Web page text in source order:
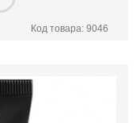
Код товара: 9046